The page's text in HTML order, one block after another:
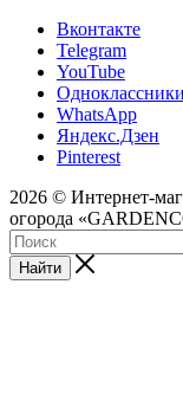
Вконтакте
Telegram
YouTube
Одноклассники
WhatsApp
Яндекс.Дзен
Pinterest
2026 © Интернет-
огорода
Найти